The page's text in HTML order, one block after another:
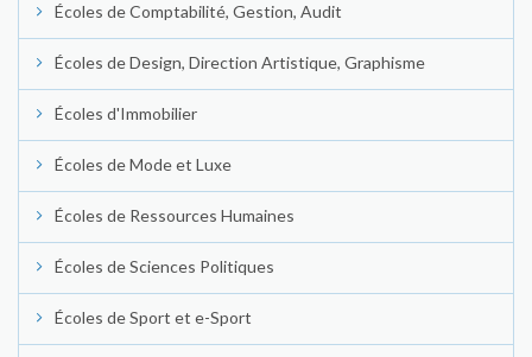
Écoles de Comptabilité, Gestion, Audit
Écoles de Design, Direction Artistique, Graphisme
Écoles d'Immobilier
Écoles de Mode et Luxe
Écoles de Ressources Humaines
Écoles de Sciences Politiques
Écoles de Sport et e-Sport